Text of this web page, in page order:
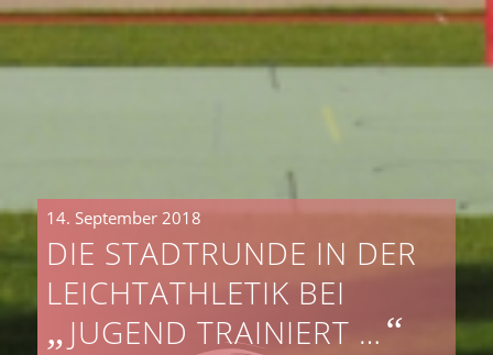
14. September 2018
DIE STADTRUNDE IN DER
LEICHTATHLETIK BEI
„ JUGEND TRAINIERT … “